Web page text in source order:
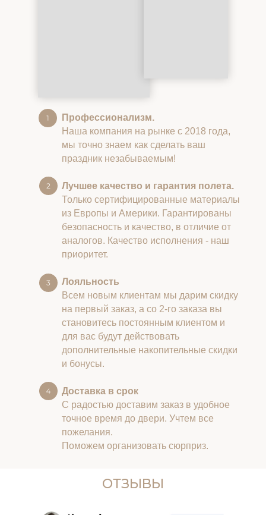
Профессионализм.
Наша компания на рынке с 2018 года,
мы точно знаем как сделать ваш
праздник незабываемым!
Лучшее качество и гарантия полета.
Только сертифицированные материалы
из Европы и Америки. Гарантированы
безопасность и качество, в отличие от
аналогов. Качество исполнения - наш
приоритет.
Лояльность
Всем новым клиентам мы дарим скидку
на первый заказ, а со 2-го заказа вы
становитесь постоянным клиентом и
для вас будут действовать
дополнительные накопительные скидки
и бонусы.
Доставка в срок
С радостью доставим заказ в удобное
точное время до двери. Учтем все
пожелания.
Поможем организовать сюрприз.
ОТЗЫВЫ